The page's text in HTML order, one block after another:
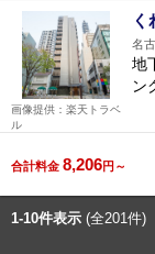
名
地
ン
画像提供：楽天トラベ
ル
合計料金 8,206円～
1-10件表示 (全201件)